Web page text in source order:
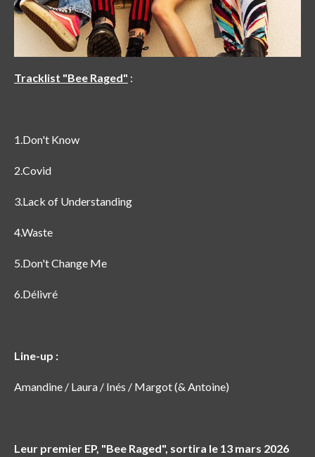
Tracklist "Bee Raged" :
1.Don't Know
2.Covid
3.Lack of Understanding
4.Waste
5.Don't Change Me
6.Délivré
Line-up :
Amandine / Laura / Inés / Margot (& Antoine)
Leur premier EP, "Bee Raged", sortira le 13 mars 2026